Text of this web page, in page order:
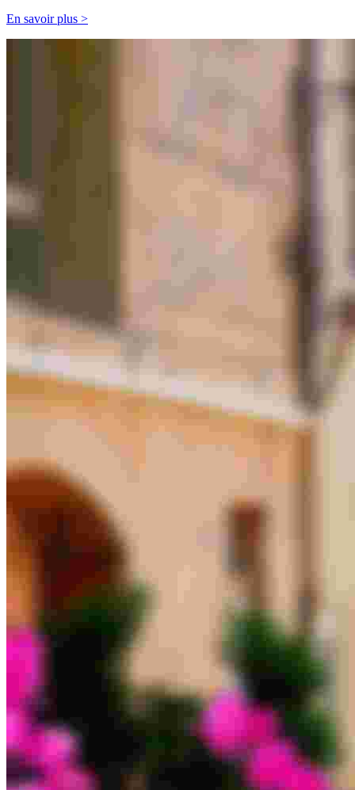
En savoir plus >